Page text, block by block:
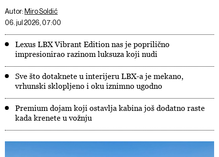
Autor: Miro Soldić
06. jul 2026, 07:00
Lexus LBX Vibrant Edition nas je poprilično
impresionirao razinom luksuza koji nudi
Sve što dotaknete u interijeru LBX-a je mekano,
vrhunski sklopljeno i oku iznimno ugodno
Premium dojam koji ostavlja kabina još dodatno raste
kada krenete u vožnju